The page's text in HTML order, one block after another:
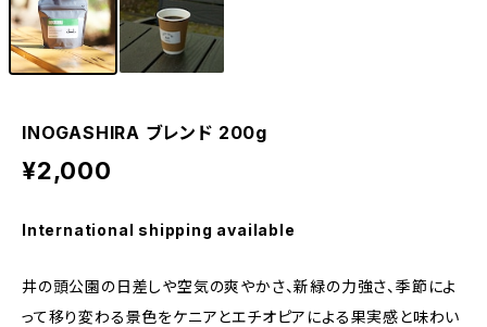
INOGASHIRA ブレンド 200g
¥2,000
International shipping available
井の頭公園の日差しや空気の爽やかさ、新緑の力強さ、季節によ
って移り変わる景色をケニアとエチオピアによる果実感と味わい